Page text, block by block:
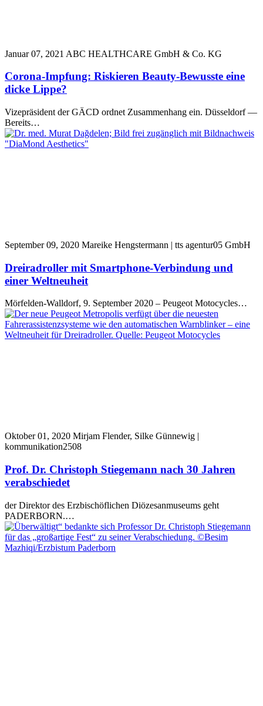
Januar 07, 2021 ABC HEALTHCARE GmbH & Co. KG
Corona-Impfung: Riskieren Beauty-Bewusste eine
dicke Lippe?
Vizepräsident der GÄCD ordnet Zusammenhang ein. Düsseldorf —
Bereits…
September 09, 2020 Mareike Hengstermann | tts agentur05 GmbH
Dreiradroller mit Smartphone-Verbindung und
einer Weltneuheit
Mörfelden-Walldorf, 9. September 2020 – Peugeot Motocycles…
Oktober 01, 2020 Mirjam Flender, Silke Günnewig |
kommunikation2508
Prof. Dr. Christoph Stiegemann nach 30 Jahren
verabschiedet
der Direktor des Erzbischöflichen Diözesanmuseums geht
PADERBORN.…